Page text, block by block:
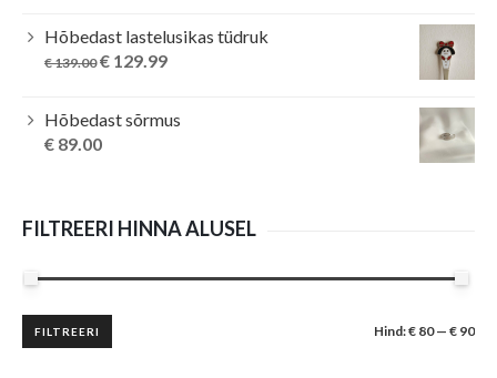
€ 129.00.€ 99.00.
Hõbedast lastelusikas tüdruk
€139.00 Original
€ 139.00.
€ 129.99Current
€ 129.99.
Hõbedast sõrmus
€ 89.00
FILTREERI HINNA ALUSEL
Minimaalne
hind
Maksimaalne
hind
FILTREERI Hind:€ 80— € 90